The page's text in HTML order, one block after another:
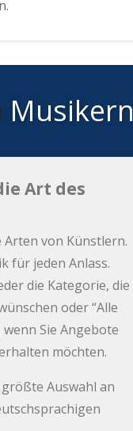
Art des
Arten von Künstlern.
für jeden Anlass.
die Kategorie, die
oder “Alle
Sie Angebote
möchten.
Auswahl an